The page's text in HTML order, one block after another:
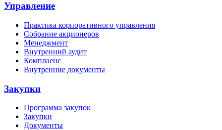
Управление
Практика корпоративного управления
Собрание акционеров
Менеджмент
Внутренний аудит
Комплаенс
Внутренние документы
Закупки
Программа закупок
Закупки
Документы